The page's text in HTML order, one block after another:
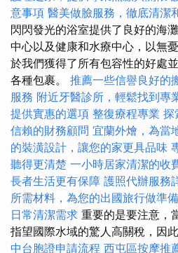
意事項 醫美做臉服務，徹底清潔
閃閃發光的浴室提供了良好的海
中心以及健康和水療中心，以無
於我們獲得了所有包容性的好處
各種包裹。 推薦一些信譽良好的
服務 附近牙醫診所，輕鬆找到專
提供實惠的選項 整復療程專業 探
信賴的財務顧問 宜蘭外燴，為當
的裝潢設計，讓您的家更具品味
聽得更清楚 一小時居家清潔的收
長者生活更有保障 護照代辦服務
所需材料，為您的出國旅行做準備
日常清潔需求 重要的是要注意，
指望國際水域的驚人高關稅，因
中台胞證申請流程 西屯區按摩推